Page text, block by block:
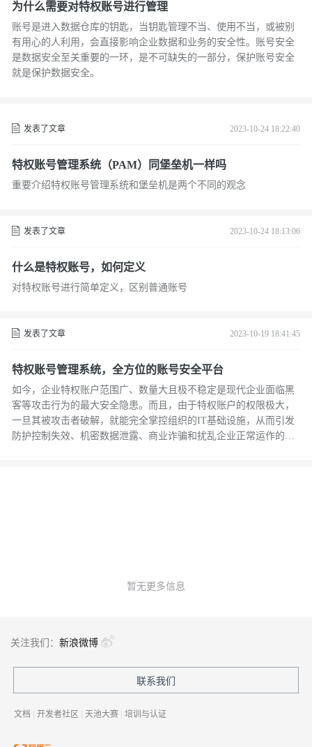
为什么需要对特权账号进行管理
账号是进入数据仓库的钥匙，当钥匙管理不当、使用不当，或被别
有用心的人利用，会直接影响企业数据和业务的安全性。账号安全
是数据安全至关重要的一环，是不可缺失的一部分，保护账号安全
就是保护数据安全。
发表了文章 2023-10-24 18:22:40
特权账号管理系统（PAM）同堡垒机一样吗
重要介绍特权账号管理系统和堡垒机是两个不同的观念
发表了文章 2023-10-24 18:13:06
什么是特权账号，如何定义
对特权账号进行简单定义，区别普通账号
发表了文章 2023-10-19 18:41:45
特权账号管理系统，全方位的账号安全平台
如今，企业特权账户范围广、数量大且极不稳定是现代企业面临黑
客等攻击行为的最大安全隐患。而且，由于特权账户的权限极大，
一旦其被攻击者破解，就能完全掌控组织的IT基础设施，从而引发
防护控制失效、机密数据泄露、商业诈骗和扰乱企业正常运作的严
暂无更多信息
关注我们： 新浪微博
联系我们
文档 | 开发者社区 | 天池大赛 | 培训与认证